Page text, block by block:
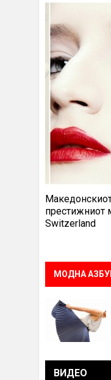
престижниот
Switzerland
МОДНА
ВИДЕО